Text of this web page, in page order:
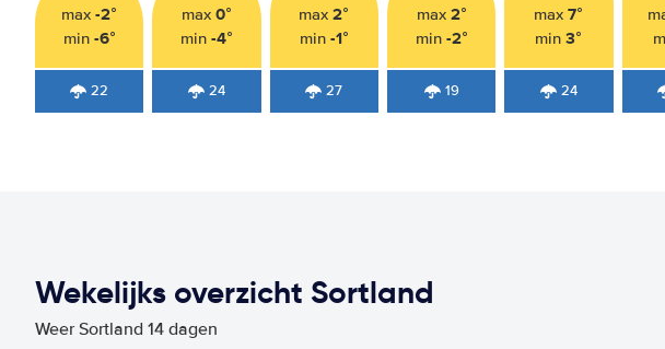
max-2°
min -6°
22
max 0°
min -4°
24
max2°
min -1°
27
max 2°
min -2°
19
max7°
min3°
24
Wekelijks overzicht Sortland
Weer Sortland 14 dagen